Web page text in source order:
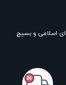
شهریور، بین شهدای اسلامی و بسیج